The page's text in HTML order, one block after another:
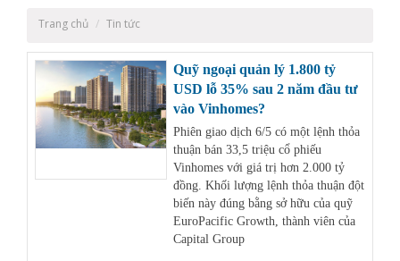
Trang chủ Tin tức
Quỹ ngoại quản lý 1.800 tỷ
USD lỗ 35% sau 2 năm đầu tư
vào Vinhomes?
Phiên giao dịch 6/5 có một lệnh thỏa
thuận bán 33,5 triệu cổ phiếu
Vinhomes với giá trị hơn 2.000 tỷ
đồng. Khối lượng lệnh thỏa thuận đột
biến này đúng bằng sở hữu của quỹ
EuroPacific Growth, thành viên của
Capital Group